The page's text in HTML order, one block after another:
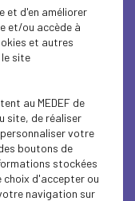
et d'en améliorer
et/ou accède à
et autres
site
au MEDEF de
site, de réaliser
votre
boutons de
stockées
choix d'accepter ou
navigation sur